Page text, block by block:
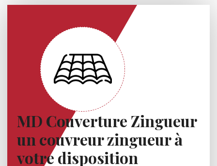
MD Couverture Zingueur
un couvreur zingueur à
votre disposition